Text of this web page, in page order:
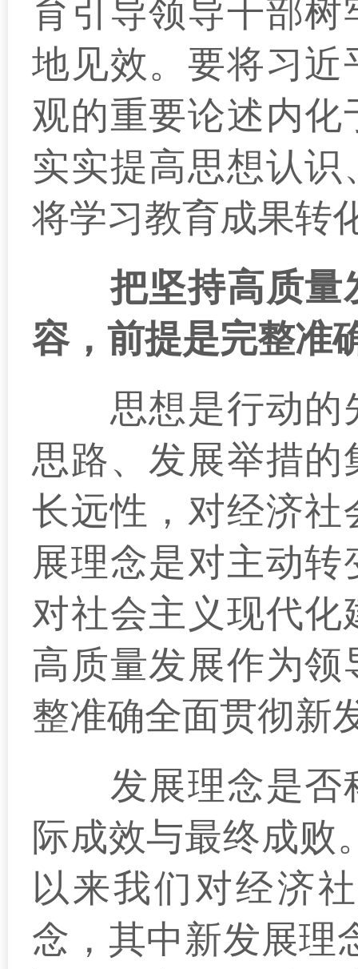
育引导领导干部
地见效。要将习
观的重要论述内
实实提高思想认
将学习教育成果转
把坚持高质量
容，前提是完整准
思想是行动的
思路、发展举措
长远性，对经济
展理念是对主动
对社会主义现代
高质量发展作为
整准确全面贯彻新
发展理念是否
际成效与最终成败
以来我们对经济
念，其中新发展理